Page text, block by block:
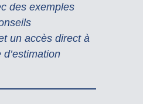
des exemples
un accès direct à